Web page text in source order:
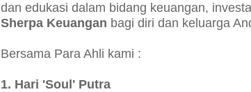
dan edukasi dalam bidang keuangan,
Sherpa Keuangan bagi diri dan keluarga
Bersama Para Ahli kami :
1. Hari 'Soul' Putra